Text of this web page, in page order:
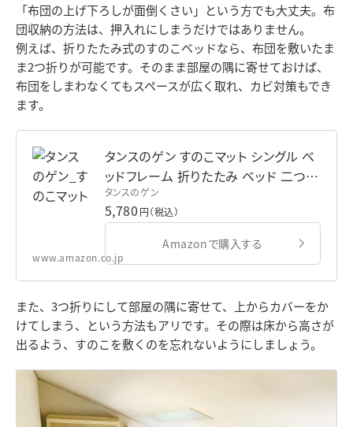
「布団の上げ下ろしが面倒くさい」という方でも大丈夫。布
団収納の方法は、押入れにしまうだけではありません。
例えば、折りたたみ式のすのこベッドなら、布団を敷いたま
ま2つ折りが可能です。そのまま部屋の隅に寄せておけば、
布団をしまわなくてもスペースが広く取れ、カビ対策もでき
ます。
www.amazon.co.jp
タンスのゲン すのこマット シングル ベ
ッドフレーム 折りたたみ ベッド 二つ折
りタイプ リブ加工 天然桐 AM 000078
【51280】
タンスのゲン
5,780 円（税込）
Amazonで購入する
また、3つ折りにして部屋の隅に寄せて、上からカバーをか
けてしまう、という方法もアリです。その際は床から高さが
出るよう、すのこを敷くのを忘れないようにしましょう。